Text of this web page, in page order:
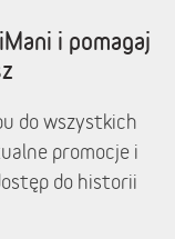
i pomagaj
do wszystkich
promocje i
do historii